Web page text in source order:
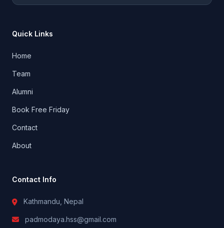
Quick Links
Home
Team
Alumni
Book Free Friday
Contact
About
Contact Info
Kathmandu, Nepal
padmodaya.hss@gmail.com